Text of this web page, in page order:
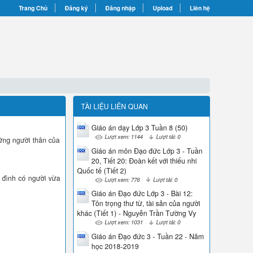
Trang Chủ Đăng ký Đăng nhập Upload Liên hệ
người thân của
có người vừa
TÀI LIỆU LIÊN QUAN
Giáo án dạy Lớp 3 Tuần 8 (50)
Lượt xem: 1144 Lượt tải: 0
Giáo án môn Đạo đức Lớp 3 - Tuần
20, Tiết 20: Đoàn kết với thiếu nhi
Quốc tế (Tiết 2)
Lượt xem: 776 Lượt tải: 0
Giáo án Đạo đức Lớp 3 - Bài 12:
Tôn trọng thư từ, tài sản của người
khác (Tiết 1) - Nguyễn Trần Tường Vy
Lượt xem: 1031 Lượt tải: 0
Giáo án Đạo đức 3 - Tuần 22 - Năm
học 2018-2019